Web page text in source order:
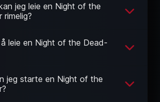
jeg leie en Night of the
rimelig?
leie en Night of the Dead-
jeg starte en Night of the